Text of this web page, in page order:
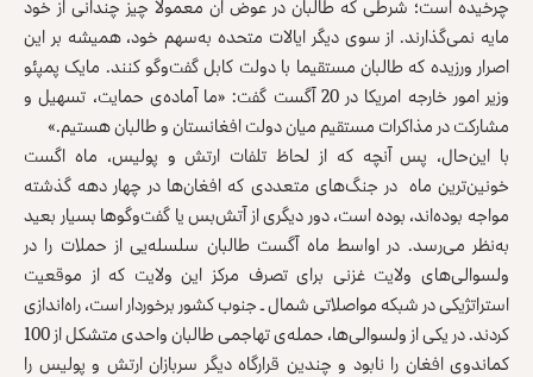
مایه نمی‌گذارند. از سوی دیگر ایالات متحده به‌سهم خود، همیشه بر این
اصرار ورزیده که طالبان مستقیما با دولت کابل گفت‌وگو کنند. مایک پمپئو
وزیر امور خارجه امریکا در 20 آگست گفت: «ما آماده‌ی حمایت، تسهیل و
مشارکت در مذاکرات مستقیم میان دولت افغانستان و طالبان هستیم.»
با این‌حال، پس آنچه که از لحاظ تلفات ارتش و پولیس، ماه اگست
خونین‌ترین ماه ‌ در جنگ‌های متعددی که افغان‌ها در چهار دهه گذشته
مواجه بوده‌اند، بوده است، دور دیگری از آتش‌بس یا گفت‌وگوها بسیار بعید
به‌نظر می‌رسد. در اواسط ماه آگست طالبان سلسله‌یی از حملات را در
ولسوالی‌های ولایت غزنی برای تصرف مرکز این ولایت که از موقعیت
استراتژیکی در شبکه مواصلاتی شمال ـ جنوب کشور برخوردار است، راه‌اندازی
کردند. در یکی از ولسوالی‌ها، حمله‌ی تهاجمی طالبان واحدی متشکل از 100
کماندوی افغان را نابود و چندین قرارگاه دیگر سربازان ارتش و پولیس را